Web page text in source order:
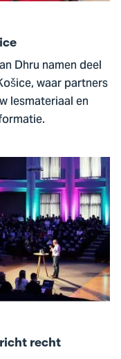
Dhru namen deel
waar partners
lesmateriaal en
recht